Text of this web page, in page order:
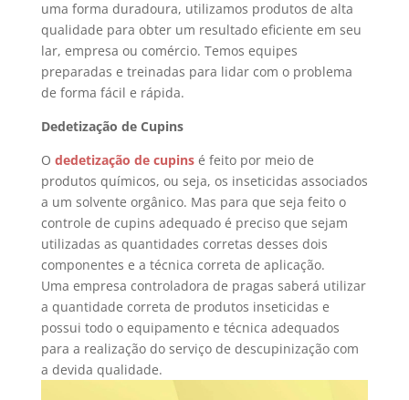
uma forma duradoura, utilizamos produtos de alta
qualidade para obter um resultado eficiente em seu
lar, empresa ou comércio. Temos equipes
preparadas e treinadas para lidar com o problema
de forma fácil e rápida.
Dedetização de Cupins
O dedetização de cupinsé feito por meio de
produtos químicos, ou seja, os inseticidas associados
a um solvente orgânico. Mas para que seja feito o
controle de cupins adequado é preciso que sejam
utilizadas as quantidades corretas desses dois
componentes e a técnica correta de aplicação.
Uma empresa controladora de pragas saberá utilizar
a quantidade correta de produtos inseticidas e
possui todo o equipamento e técnica adequados
para a realização do serviço de descupinização com
a devida qualidade.